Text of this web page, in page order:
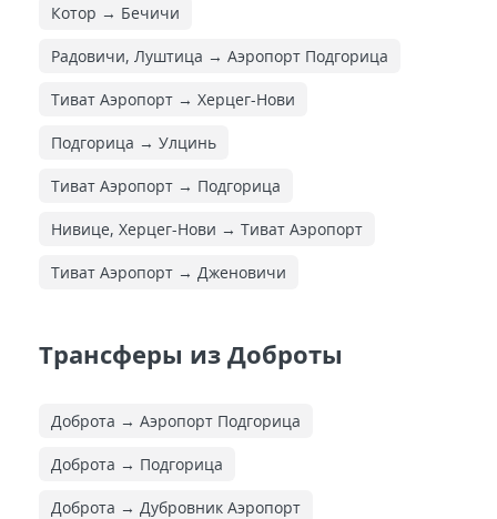
Котор → Бечичи
Радовичи, Луштица → Аэропорт Подгорица
Тиват Аэропорт → Херцег-Нови
Подгорица → Улцинь
Тиват Аэропорт → Подгорица
Нивице, Херцег-Нови → Тиват Аэропорт
Тиват Аэропорт → Дженовичи
Трансферы из Доброты
Доброта → Аэропорт Подгорица
Доброта → Подгорица
Доброта → Дубровник Аэропорт